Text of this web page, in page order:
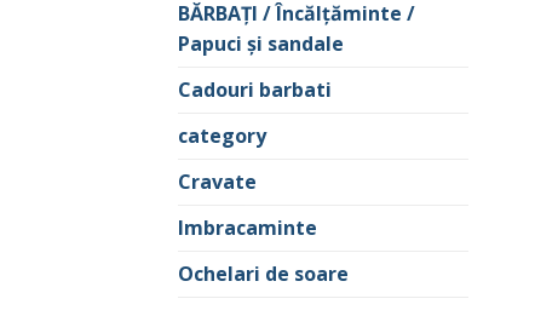
BĂRBAŢI / Încălţăminte /
Papuci şi sandale
Cadouri barbati
category
Cravate
Imbracaminte
Ochelari de soare